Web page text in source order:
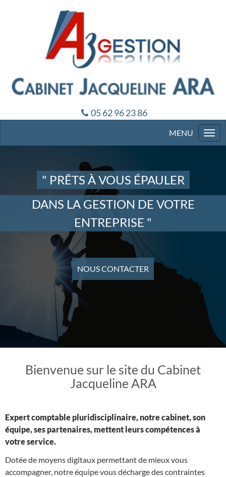
05 62 96 23 86
" PRÊTS À VOUS ÉPAULER
DANS LA GESTION DE VOTRE
ENTREPRISE "
NOUS CONTACTER
Bienvenue sur le site du Cabinet
Jacqueline ARA
Expert comptable pluridisciplinaire, notre cabinet, son
équipe, ses partenaires, mettent leurs compétences à
votre service.
Dotée de moyens digitaux permettant de mieux vous
accompagner, notre équipe vous décharge des contraintes